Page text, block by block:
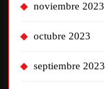
noviembre 2023
octubre 2023
septiembre 2023